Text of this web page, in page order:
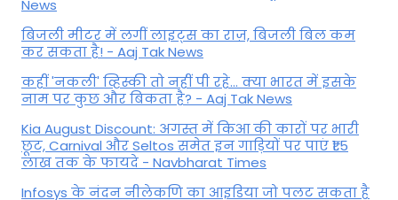
News
बिजली मीटर में लगीं लाइट्स का राज़, बिजली बिल कम
कर सकता है! - Aaj Tak News
कहीं 'नकली' व्हिस्की तो नहीं पी रहे... क्या भारत में इसके
नाम पर कुछ और बिकता है? - Aaj Tak News
Kia August Discount: अगस्त में किआ की कारों पर भारी
छूट, Carnival और Seltos समेत इन गाड़ियों पर पाएं ₹1.5
लाख तक के फायदे - Navbharat Times
Infosys के नंदन नीलेकणि का आइडिया जो पलट सकता है